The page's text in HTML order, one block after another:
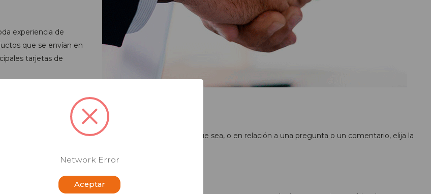
experiencia de
que se envían en
tarjetas de
Si desea contactar con nosotros, por el motivo que sea, o en relación a una pregunta o un comentario, elija la
Network Error
Aceptar